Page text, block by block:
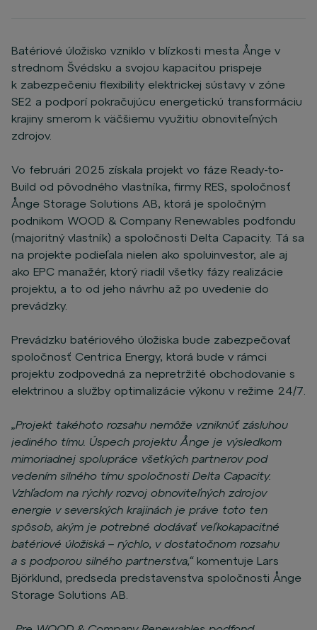
Batériové úložisko vzniklo v blízkosti mesta Ånge v
strednom Švédsku a svojou kapacitou prispeje
k zabezpečeniu flexibility elektrickej sústavy v zóne
SE2 a podporí pokračujúcu energetickú transformáciu
krajiny smerom k väčšiemu využitiu obnoviteľných
zdrojov.
Vo februári 2025 získala projekt vo fáze Ready-to-
Build od pôvodného vlastníka, firmy RES, spoločnosť
Ånge Storage Solutions AB, ktorá je spoločným
podnikom WOOD & Company Renewables podfondu
(majoritný vlastník) a spoločnosti Delta Capacity. Tá sa
na projekte podieľala nielen ako spoluinvestor, ale aj
ako EPC manažér, ktorý riadil všetky fázy realizácie
projektu, a to od jeho návrhu až po uvedenie do
prevádzky.
Prevádzku batériového úložiska bude zabezpečovať
spoločnosť Centrica Energy, ktorá bude v rámci
projektu zodpovedná za nepretržité obchodovanie s
elektrinou a služby optimalizácie výkonu v režime 24/7.
„Projekt takéhoto rozsahu nemôže vzniknúť zásluhou
jediného tímu. Úspech projektu Ånge je výsledkom
mimoriadnej spolupráce všetkých partnerov pod
vedením silného tímu spoločnosti Delta Capacity.
Vzhľadom na rýchly rozvoj obnoviteľných zdrojov
energie v severských krajinách je práve toto ten
spôsob, akým je potrebné dodávať veľkokapacitné
batériové úložiská – rýchlo, v dostatočnom rozsahu
a s podporou silného partnerstva,“komentuje Lars
Björklund, predseda predstavenstva spoločnosti Ånge
Storage Solutions AB.